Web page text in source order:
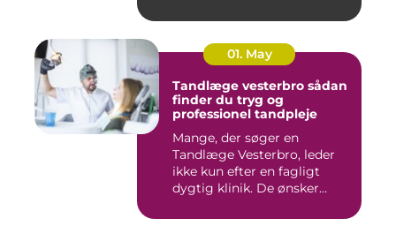
01. May
Tandlæge vesterbro sådan
finder du tryg og
professionel tandpleje
Mange, der søger en
Tandlæge Vesterbro, leder
ikke kun efter en fagligt
dygtig klinik. De ønsker